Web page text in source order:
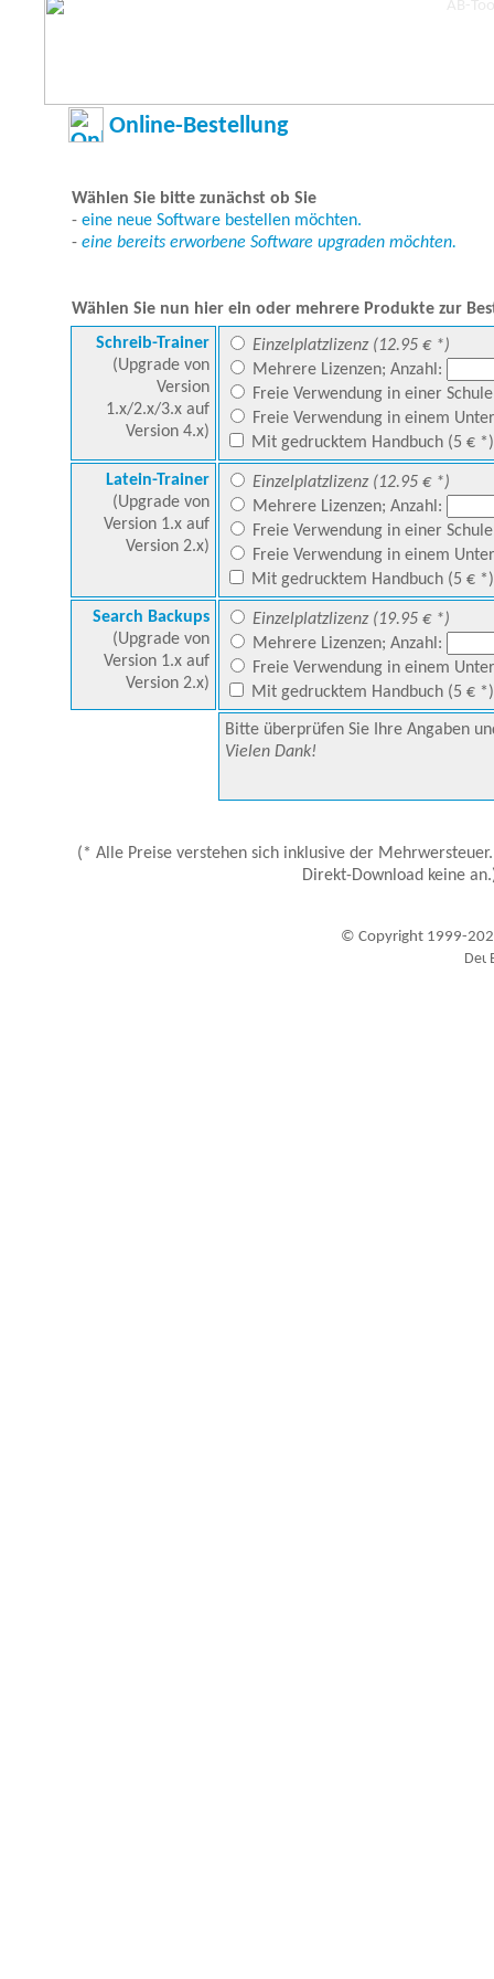
Online-Bestellung
Wählen Sie bitte zunächst ob Sie
- eine neue Software bestellen möchten.
- eine bereits erworbene Software upgraden möchten.
Wählen Sie nun hier ein oder mehrere Produkte zur
Schreib-Trainer
(Upgrade von
Version
1.x/2.x/3.x auf
Version 4.x)
Einzelplatzlizenz (12.95 € *)
Mehrere Lizenzen; Anzahl:
Freie Verwendung in einer
Freie Verwendung in einem
Mit gedrucktem Handbuch (5 € *)
Latein-Trainer
(Upgrade von
Version 1.x auf
Version 2.x)
Einzelplatzlizenz (12.95 € *)
Mehrere Lizenzen; Anzahl:
Freie Verwendung in einer
Freie Verwendung in einem
Mit gedrucktem Handbuch (5 € *)
Search Backups
(Upgrade von
Version 1.x auf
Version 2.x)
Einzelplatzlizenz (19.95 € *)
Mehrere Lizenzen; Anzahl:
Freie Verwendung in einem
Mit gedrucktem Handbuch (5 € *)
Bitte überprüfen Sie Ihre Angaben
Vielen Dank!
(* Alle Preise verstehen sich inklusive der
Direkt-Download keine
© Copyright 1999-